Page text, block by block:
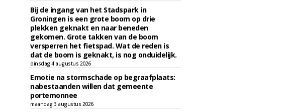
Bij de ingang van het Stadspark in
Groningen is een grote boom op drie
plekken geknakt en naar beneden
gekomen. Grote takken van de boom
versperren het fietspad. Wat de reden is
dat de boom is geknakt, is nog onduidelijk.
dinsdag 4 augustus 2026
Emotie na stormschade op begraafplaats:
nabestaanden willen dat gemeente
portemonnee
maandag 3 augustus 2026